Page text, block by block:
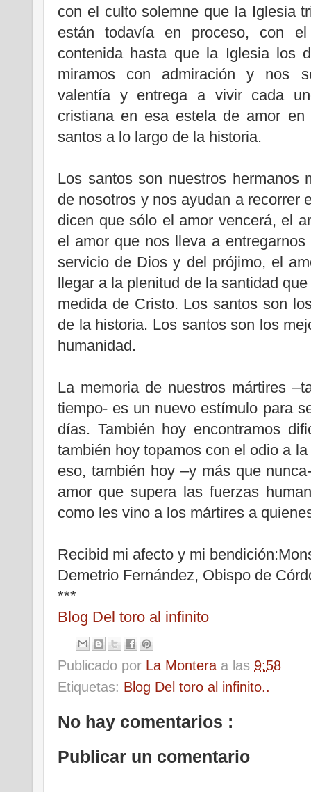
con el culto solemne que la Iglesia
están todavía en proceso, con
contenida hasta que la Iglesia los
miramos con admiración y nos
valentía y entrega a vivir cada
cristiana en esa estela de amor
santos a lo largo de la historia.
Los santos son nuestros hermanos
de nosotros y nos ayudan a recorrer
dicen que sólo el amor vencerá, el
el amor que nos lleva a
servicio de Dios y del prójimo, el
llegar a la plenitud de la santidad
medida de Cristo. Los santos son
de la historia. Los santos son los
humanidad.
La memoria de nuestros mártires
tiempo- es un nuevo estímulo para
días. También hoy encontramos
también hoy topamos con el odio a
eso, también hoy –y más que
amor que supera las fuerzas
como les vino a los mártires a
Recibid mi afecto y mi
Demetrio Fernández, Obispo de
***
Blog Del toro al infinito
Publicado por La Montera a las 9:58
Etiquetas: Blog Del toro al infinito..
No hay comentarios :
Publicar un comentario